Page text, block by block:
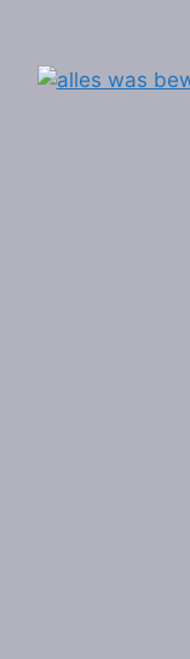
springen